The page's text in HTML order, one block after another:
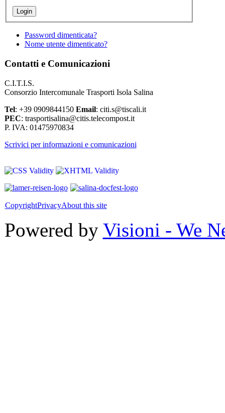
Password dimenticata?
Nome utente dimenticato?
Contatti e Comunicazioni
C.I.T.I.S.
Consorzio Intercomunale Trasporti Isola Salina
Tel: +39 0909844150 Email: citi.s@tiscali.it
PEC: trasportisalina@citis.telecompost.it
P. IVA: 01475970834
Scrivici per informazioni e comunicazioni
CopyrightPrivacyAbout this site
Powered by Visioni - We